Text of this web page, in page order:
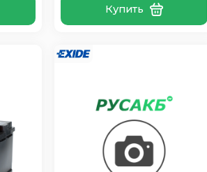
Купить